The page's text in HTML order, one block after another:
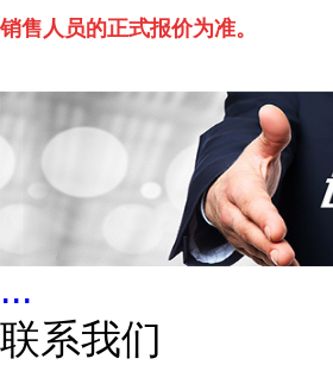
销售人员的正式报价为准。
...
联系我们